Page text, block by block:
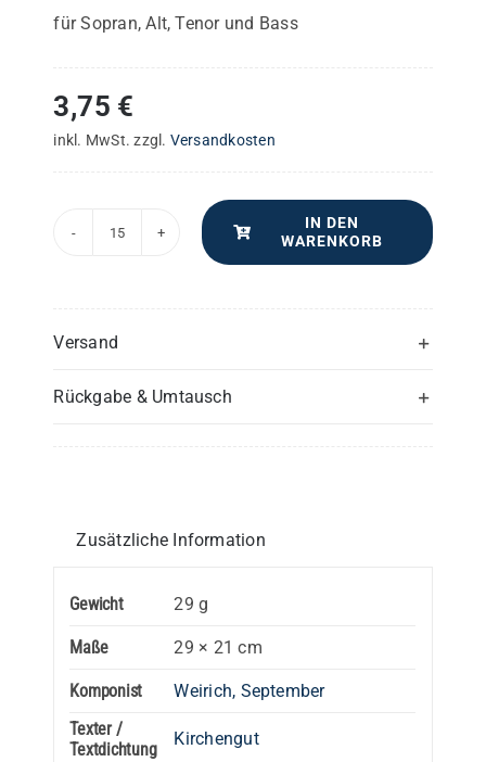
für Sopran, Alt, Tenor und Bass
3,75 €
inkl. MwSt. zzgl. Versandkosten
–
Menge
IN DEN
WARENKORB
Versand
Rückgabe & Umtausch
Zusätzliche Information
Gewicht 29 g
Maße 29 × 21 cm
Komponist
Weirich, September
Texter /
Textdichtung
Kirchengut